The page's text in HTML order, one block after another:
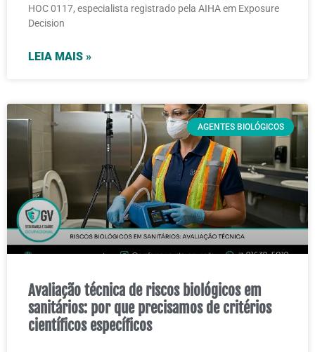
HOC 0117, especialista registrado pela AIHA em Exposure
Decision
LEIA MAIS »
AGENTES BIOLÓGICOS
Avaliação técnica de riscos biológicos em
sanitários: por que precisamos de critérios
científicos específicos